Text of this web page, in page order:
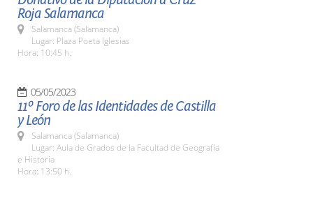
Roja Salamanca
Salamanca (Salamanca)
Lugar: Plaza Poeta Iglesias
Hora: 10:45 h.
05/05/2023
11º Foro de las Identidades de Castilla
y León
Salamanca (Salamanca)
Lugar: Aula de Grados de la Facultad de Geografía
e Historia
Hora: 13:50 h.